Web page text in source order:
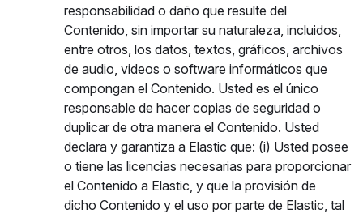
responsabilidad o daño que resulte del
Contenido, sin importar su naturaleza, incluidos,
entre otros, los datos, textos, gráficos, archivos
de audio, videos o software informáticos que
compongan el Contenido. Usted es el único
responsable de hacer copias de seguridad o
duplicar de otra manera el Contenido. Usted
declara y garantiza a Elastic que: (i) Usted posee
o tiene las licencias necesarias para proporcionar
el Contenido a Elastic, y que la provisión de
dicho Contenido y el uso por parte de Elastic, tal